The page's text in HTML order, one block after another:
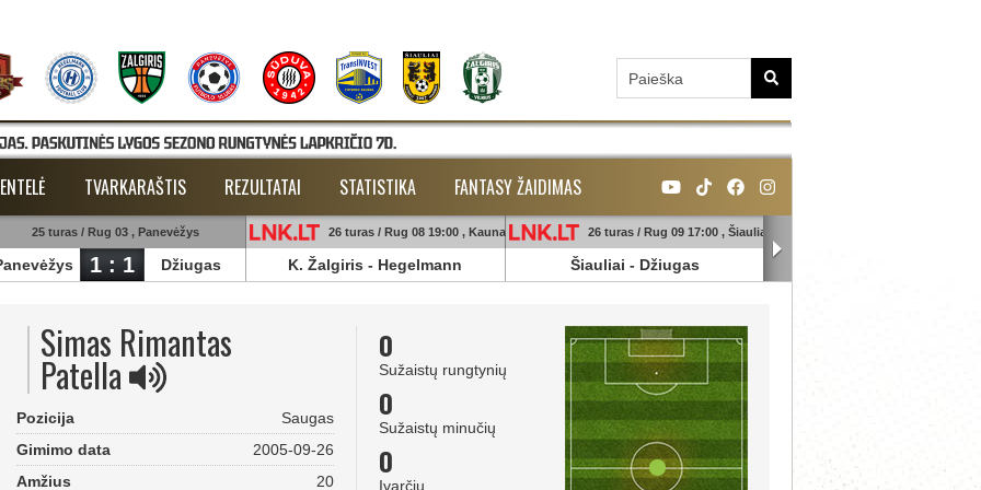
TVARKARAŠTIS REZULTATAI STATISTIKA FANTASY ŽAIDIMAS
25 turas / Rug 03 , Panevėžys
1 : 1 Džiugas
26 turas / Rug 08 19:00 , Kaunas
K. Žalgiris - Hegelmann
26 turas / Rug 09 17:00 , Šiauliai
Šiauliai - Džiugas
Simas Rimantas
Patella
Pozicija
Saugas
Gimimo data
2005-09-26
Amžius
20
0
Sužaistų rungtynių
0
Sužaistų minučių
0
Įvarčių